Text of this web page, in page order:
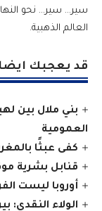
سير… سير… نحو
العالم الذهبية.
قد يعجبك ايضا
بني ملال بين
العمومية
كفى عبثًا
قنابل بشرية
أوروبا ليست
الولاء النقدي: